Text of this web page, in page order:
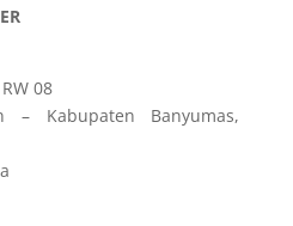
08
– Kabupaten Banyumas,